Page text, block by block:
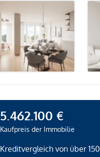
5.462.100 €
Kaufpreis der Immobilie
Kreditvergleich von über 150